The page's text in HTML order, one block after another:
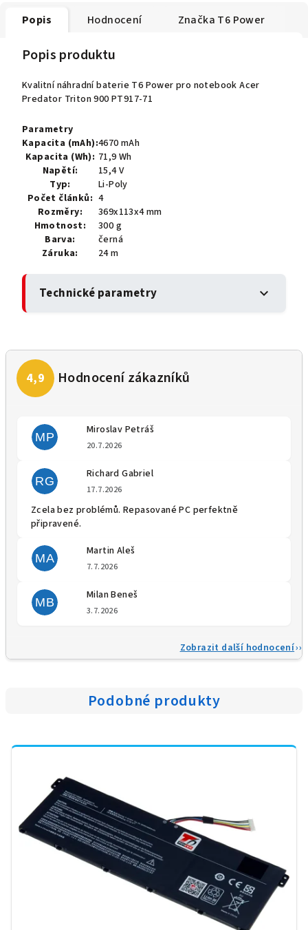
Popis Hodnocení Značka T6 Power
Popis produktu
Kvalitní náhradní baterie T6 Power pro notebook Acer
Predator Triton 900 PT917-71
Parametry
Kapacita (mAh):4670 mAh
Kapacita (Wh): 71,9 Wh
Napětí:
15,4 V
Typ:
Li-Poly
Počet článků: 4
Rozměry:
369x113x4 mm
Hmotnost:
300 g
Barva:
černá
Záruka:
24 m
Technické parametry expand_more
MP
Miroslav Petráš
20.7.2026
RG
Richard Gabriel
17.7.2026
Zcela bez problémů. Repasované PC perfektně
připravené.
MA
Martin Aleš
7.7.2026
MB
Milan Beneš
3.7.2026
Zobrazit další hodnocení
Podobné produkty